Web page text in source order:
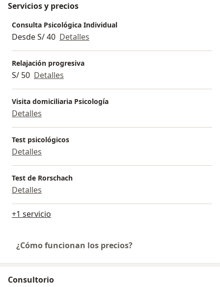
Servicios y precios
Consulta Psicológica Individual
Desde S/ 40 Detalles
Relajación progresiva
S/ 50 Detalles
Visita domiciliaria Psicología
Detalles
Test psicológicos
Detalles
Test de Rorschach
Detalles
+1 servicio
¿Cómo funcionan los precios?
Consultorio